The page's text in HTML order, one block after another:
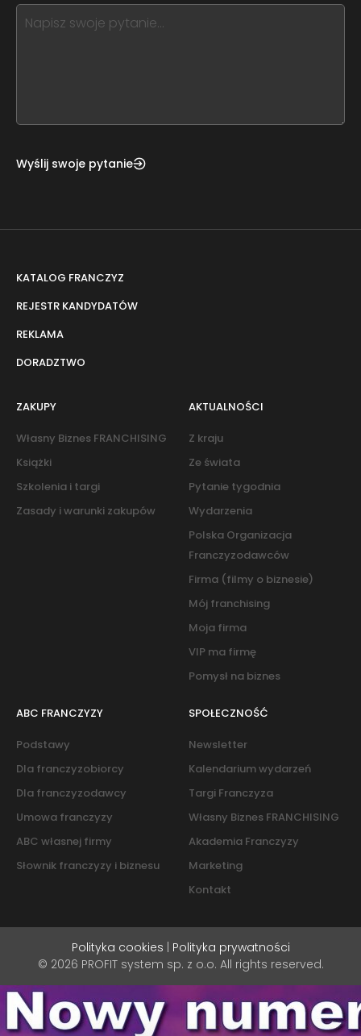
leave
Wyślij swoje pytanie
KATALOG FRANCZYZ
REJESTR KANDYDATÓW
REKLAMA
DORADZTWO
ZAKUPY
Własny Biznes FRANCHISING
Książki
Szkolenia i targi
Zasady i warunki zakupów
AKTUALNOŚCI
Z kraju
Ze świata
Pytanie tygodnia
Wydarzenia
Polska Organizacja
Franczyzodawców
Firma (filmy o biznesie)
Mój franchising
Moja firma
VIP ma firmę
Pomysł na biznes
ABC FRANCZYZY
Podstawy
Dla franczyzobiorcy
Dla franczyzodawcy
Umowa franczyzy
ABC własnej firmy
Słownik franczyzy i biznesu
SPOŁECZNOŚĆ
Newsletter
Kalendarium wydarzeń
Targi Franczyza
Własny Biznes FRANCHISING
Akademia Franczyzy
Marketing
Kontakt
Polityka cookies | Polityka prywatności
© 2026 PROFIT system sp. z o.o. All rights reserved.